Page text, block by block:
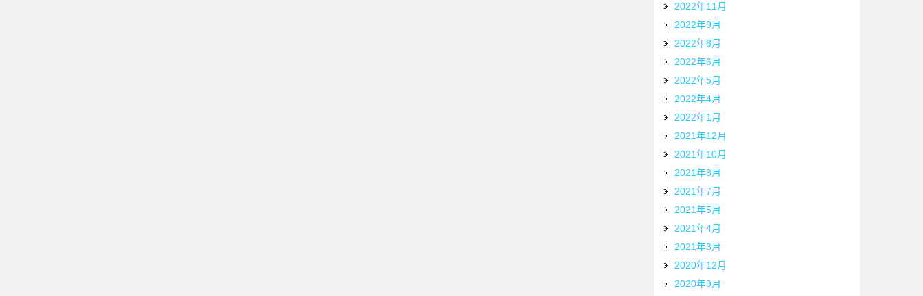
2022年11月
2022年9月
2022年8月
2022年6月
2022年5月
2022年4月
2022年1月
2021年12月
2021年10月
2021年8月
2021年7月
2021年5月
2021年4月
2021年3月
2020年12月
2020年9月